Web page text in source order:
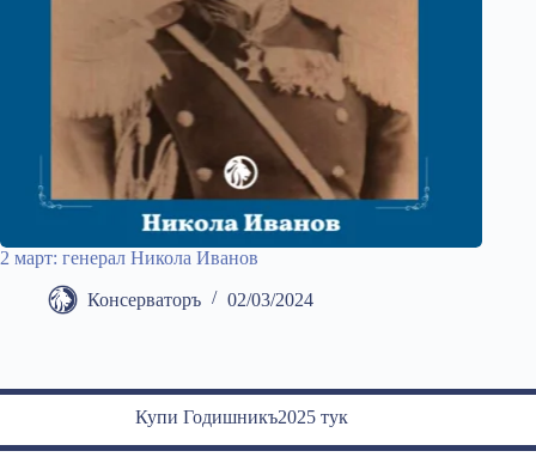
2 март: генерал Никола Иванов
Консерваторъ 02/03/2024
Купи Годишникъ2025 тук